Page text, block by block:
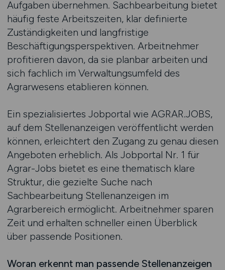
Aufgaben übernehmen. Sachbearbeitung bietet
häufig feste Arbeitszeiten, klar definierte
Zuständigkeiten und langfristige
Beschäftigungsperspektiven. Arbeitnehmer
profitieren davon, da sie planbar arbeiten und
sich fachlich im Verwaltungsumfeld des
Agrarwesens etablieren können.
Ein spezialisiertes Jobportal wie AGRAR.JOBS,
auf dem Stellenanzeigen veröffentlicht werden
können, erleichtert den Zugang zu genau diesen
Angeboten erheblich. Als Jobportal Nr. 1 für
Agrar-Jobs bietet es eine thematisch klare
Struktur, die gezielte Suche nach
Sachbearbeitung Stellenanzeigen im
Agrarbereich ermöglicht. Arbeitnehmer sparen
Zeit und erhalten schneller einen Überblick
über passende Positionen.
Woran erkennt man passende Stellenanzeigen